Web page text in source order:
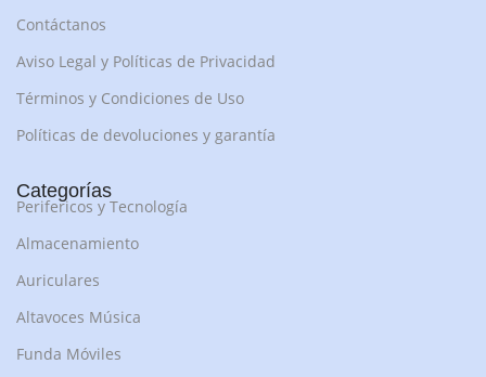
Contáctanos
Aviso Legal y Políticas de Privacidad
Términos y Condiciones de Uso
Políticas de devoluciones y garantía
Categorías
Perifericos y Tecnología
Almacenamiento
Auriculares
Altavoces Música
Funda Móviles